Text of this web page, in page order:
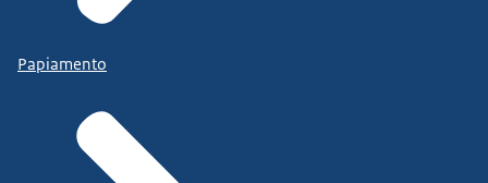
Papiamento